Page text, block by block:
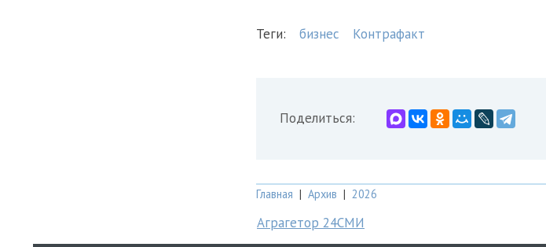
Теги: бизнес Контрафакт
Поделиться:
Главная | Архив | 2026
Аграгетор 24СМИ